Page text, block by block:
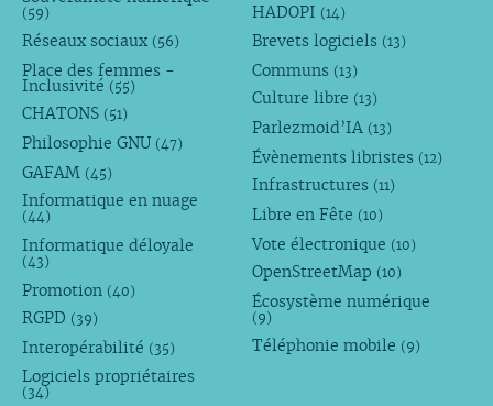
(59)
Réseaux sociaux (56)
Place des femmes -
Inclusivité (55)
CHATONS (51)
Philosophie GNU (47)
GAFAM (45)
Informatique en nuage
(44)
Informatique déloyale
(43)
Promotion (40)
RGPD (39)
Interopérabilité (35)
Logiciels propriétaires
(34)
HADOPI (14)
Brevets logiciels (13)
Communs (13)
Culture libre (13)
Parlezmoid’IA (13)
Évènements libristes (12)
Infrastructures (11)
Libre en Fête (10)
Vote électronique (10)
OpenStreetMap (10)
Écosystème numérique
(9)
Téléphonie mobile (9)